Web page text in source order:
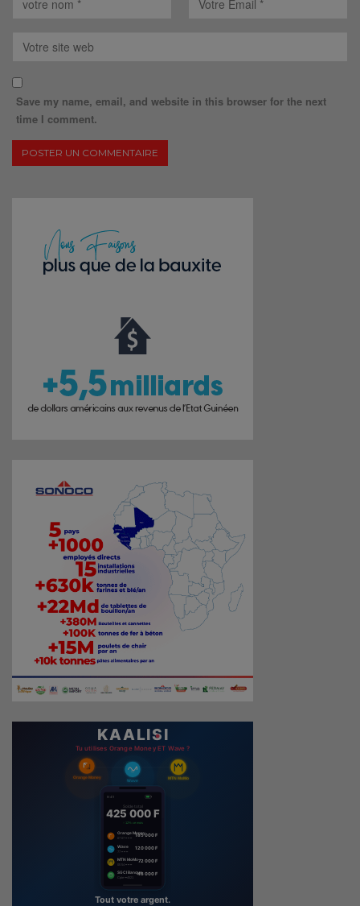
Save my name, email, and website in this browser for the next
time I comment.